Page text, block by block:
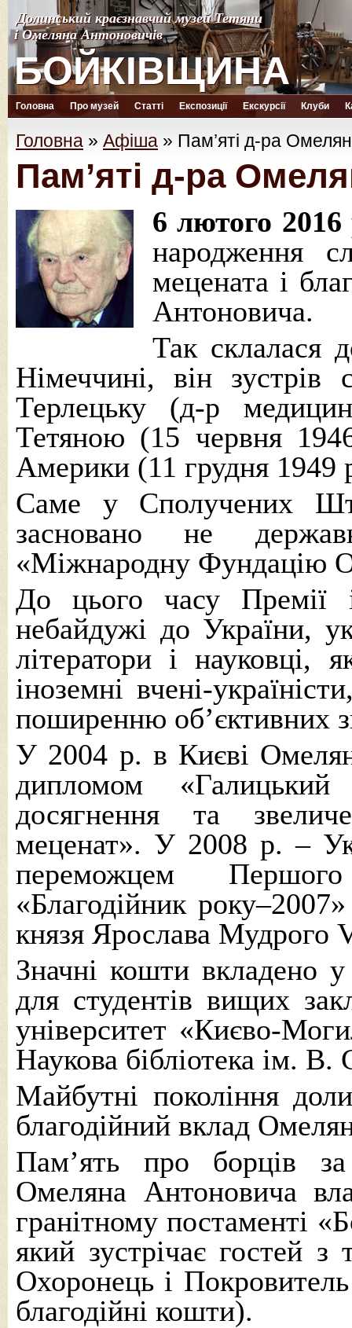
Долинський краєзнавчий музей Тетяни
і Омеляна Антоновичів
БОЙКІВЩИНА
Долинський краєзнавчий музей Тетяни
і Омеляна Антоновичів
БОЙКІВЩИНА
Головна Про музей Статті Експозиції Екскурсії Клуби
Головна » Афіша » Пам’яті д-ра
Пам’яті д-ра
6 лютого 2016
народження
мецената і
Антоновича.
Так склалася
Німеччині, він
Терлецьку (д-р
Тетяною (15 червня
Америки (11 грудня 1949
Саме у Сполучених
засновано не
«Міжнародну Фундацію
До цього часу Премії
небайдужі до України,
літератори і науковці,
іноземні вчені-
поширенню об’єктивних
У 2004 р. в Києві
дипломом
досягнення та
меценат». У 2008 р. –
переможцем
«Благодійник
князя Ярослава Мудрого
Значні кошти вкладено у
для студентів вищих
університет «Києво-
Наукова бібліотека ім. В.
Майбутні покоління
благодійний вклад
Пам’ять про борців
Омеляна Антоновича
гранітному постаменті
який зустрічає гостей
Охоронець і
благодійні кошти).